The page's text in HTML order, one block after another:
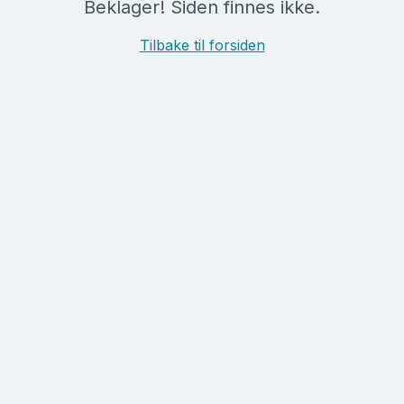
Beklager! Siden finnes ikke.
Tilbake til forsiden